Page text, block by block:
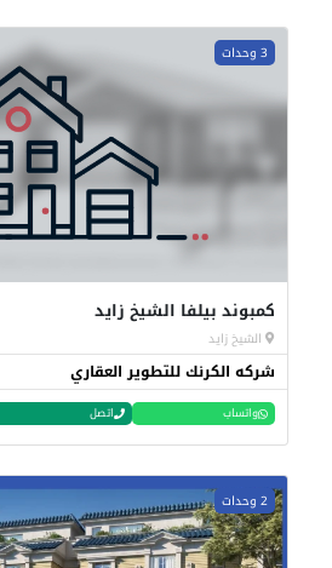
3 وحدات
كمبوند بيلفا الشيخ زايد
الشيخ زايد
شركه الكرنك للتطوير العقاري
واتساب اتصل
2 وحدات